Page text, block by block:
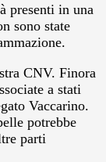
presenti in una
sono state
CNV. Finora
a stati
Vaccarino.
potrebbe
parti